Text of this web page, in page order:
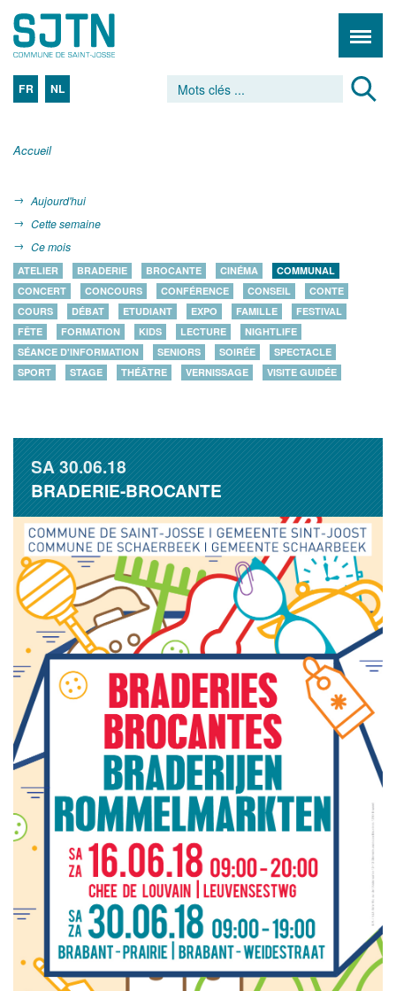
FR NL
Accueil
Aujourd'hui
Cette semaine
Ce mois
ATELIER BRADERIE BROCANTE CINÉMA
COMMUNAL
CONCERT
CONCOURS CONFÉRENCE CONSEIL
CONTE
COURS
DÉBAT ETUDIANT EXPO FAMILLE
FESTIVAL
FÊTE
FORMATION KIDS LECTURE
NIGHTLIFE
SÉANCE D'INFORMATION
SENIORS SOIRÉE
SPECTACLE
SPORT
STAGE THÉÂTRE VERNISSAGE VISITE GUIDÉE
SA30.06.18
BRADERIE-BROCANTE